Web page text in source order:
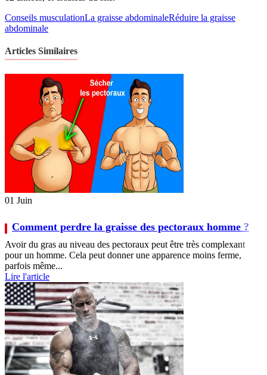
Conseils musculationLa graisse abdominaleRéduire la graisse
abdominale
Articles Similaires
01 Juin
Comment perdre la graisse des pectoraux homme ?
Avoir du gras au niveau des pectoraux peut être très complexant
pour un homme. Cela peut donner une apparence moins ferme,
parfois même...
Lire l'article